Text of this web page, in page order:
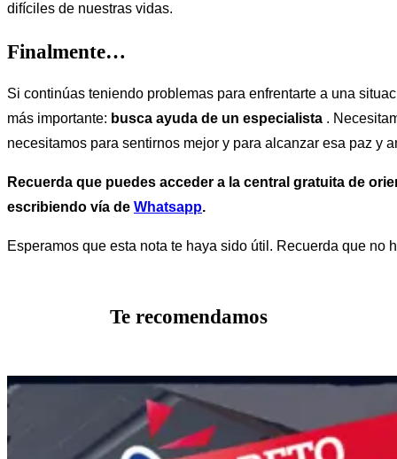
difíciles de nuestras vidas.
Finalmente…
Si continúas teniendo problemas para enfrentarte a una
más importante: busca ayuda de un especialista .
necesitamos para sentirnos mejor y para alcanzar esa paz y
Recuerda que puedes acceder a la central gratuita de
escribiendo vía de Whatsapp.
Esperamos que esta nota te haya sido útil. Recuerda que no
Te recomendamos